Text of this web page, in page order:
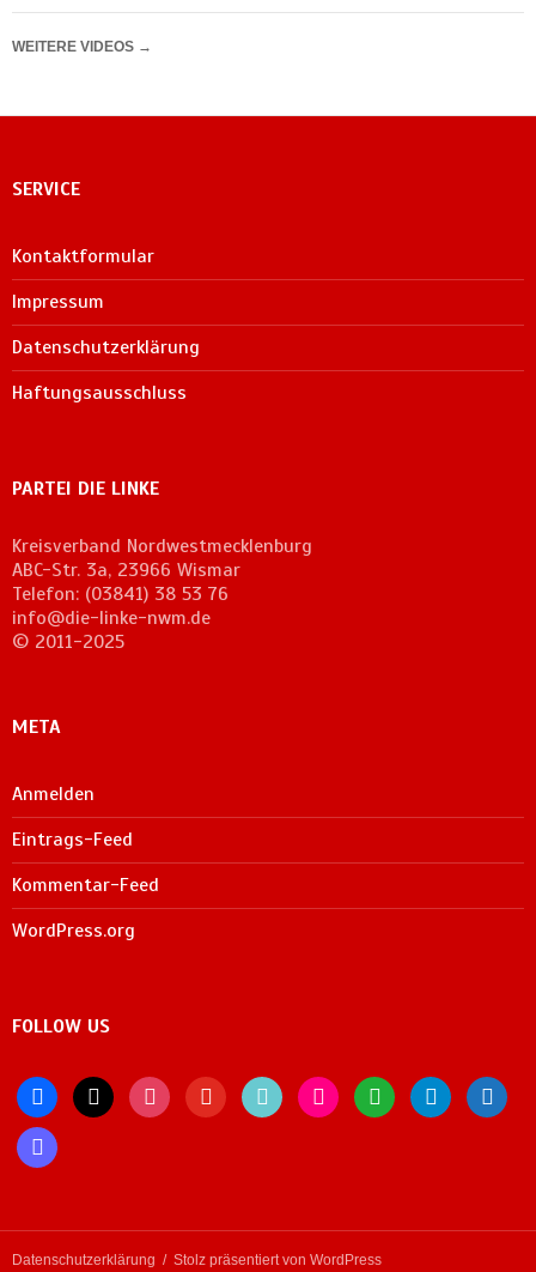
WEITERE VIDEOS →
SERVICE
Kontaktformular
Impressum
Datenschutzerklärung
Haftungsausschluss
PARTEI DIE LINKE
Kreisverband Nordwestmecklenburg
ABC-Str. 3a, 23966 Wismar
Telefon: (03841) 38 53 76
info@die-linke-nwm.de
© 2011-2025
META
Anmelden
Eintrags-Feed
Kommentar-Feed
WordPress.org
FOLLOW US
facebook
x instagramyoutubetiktok flickr whatsapptelegrambluesky
mastodon
Datenschutzerklärung Stolz präsentiert von WordPress